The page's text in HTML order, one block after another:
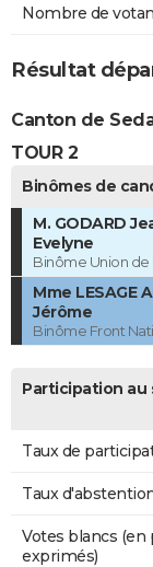
Nombre de
Résultat
Canton de
TOUR 2
Binômes de
M. GODARD
Evelyne
Binôme Union de
Mme LESAGE
Jérôme
Binôme Front
Participation au
Taux de
Taux
Votes blancs (en
exprimés)